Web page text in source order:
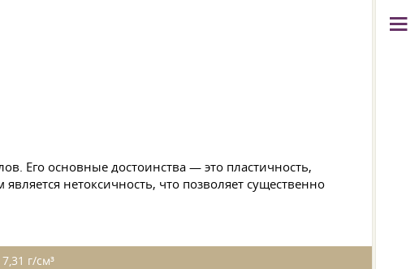
Его основные достоинства — это пластичность,
нетоксичность, что позволяет существенно
7,31 г/см³